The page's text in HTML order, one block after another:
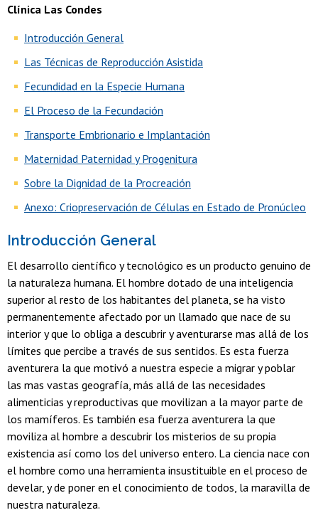
Clínica Las Condes
Introducción General
Las Técnicas de Reproducción Asistida
Fecundidad en la Especie Humana
El Proceso de la Fecundación
Transporte Embrionario e Implantación
Maternidad Paternidad y Progenitura
Sobre la Dignidad de la Procreación
Anexo: Criopreservación de Células en Estado de Pronúcleo
Introducción General
El desarrollo científico y tecnológico es un producto genuino de
la naturaleza humana. El hombre dotado de una inteligencia
superior al resto de los habitantes del planeta, se ha visto
permanentemente afectado por un llamado que nace de su
interior y que lo obliga a descubrir y aventurarse mas allá de los
límites que percibe a través de sus sentidos. Es esta fuerza
aventurera la que motivó a nuestra especie a migrar y poblar
las mas vastas geografía, más allá de las necesidades
alimenticias y reproductivas que movilizan a la mayor parte de
los mamíferos. Es también esa fuerza aventurera la que
moviliza al hombre a descubrir los misterios de su propia
existencia así como los del universo entero. La ciencia nace con
el hombre como una herramienta insustituible en el proceso de
develar, y de poner en el conocimiento de todos, la maravilla de
nuestra naturaleza.